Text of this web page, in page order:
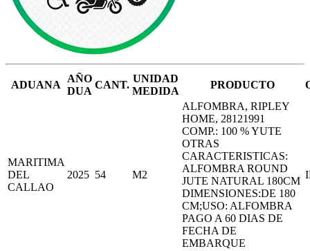
ADUANA
AÑO
DUA
CANT.
UNIDAD
MEDIDA
PRODUCTO
MARITIMA
DEL
CALLAO
2025 54 M2
ALFOMBRA, RIPLEY
HOME, 28121991
COMP.: 100 % YUTE
OTRAS
CARACTERISTICAS:
ALFOMBRA ROUND
JUTE NATURAL 180CM
DIMENSIONES:DE 180
CM;USO: ALFOMBRA
PAGO A 60 DIAS DE
FECHA DE
EMBARQUE